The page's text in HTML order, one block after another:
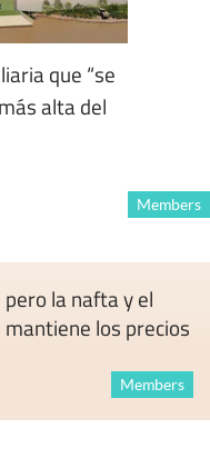
que “se
alta del
Members
la nafta y el
los precios
Members